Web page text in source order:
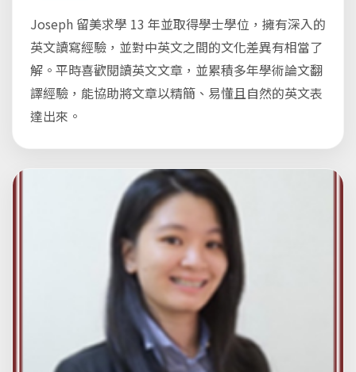
Joseph 留美求學 13 年並取得學士學位，擁有深入的
英文讀寫經驗，並對中英文之間的文化差異有相當了
解。平時喜歡閱讀英文文章，並累積多年學術論文翻
譯經驗，能協助將文章以精簡、易懂且自然的英文表
達出來。